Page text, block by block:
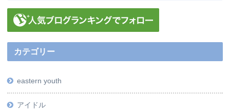
カテゴリー
eastern youth
アイドル